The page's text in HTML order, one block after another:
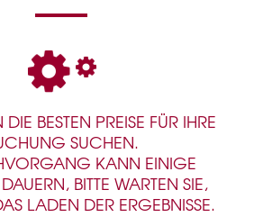
BESTEN PREISE FÜR IHRE
SUCHEN.
KANN EINIGE
BITTE WARTEN SIE,
LADEN DER ERGEBNISSE.